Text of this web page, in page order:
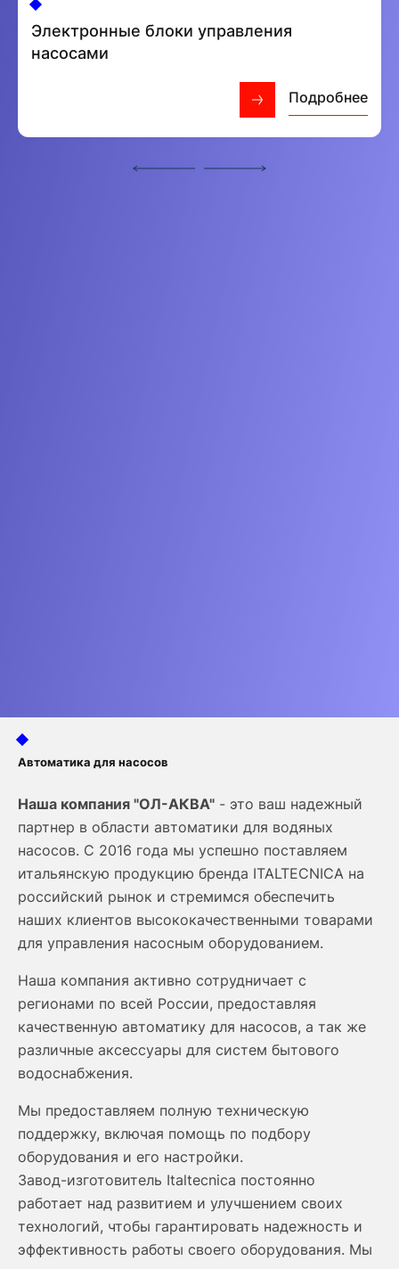
Электронные блоки управления
насосами
Подробнее
Автоматика для насосов
Наша компания "ОЛ-АКВА" - это ваш надежный
партнер в области автоматики для водяных
насосов. С 2016 года мы успешно поставляем
итальянскую продукцию бренда ITALTECNICA на
российский рынок и стремимся обеспечить
наших клиентов высококачественными товарами
для управления насосным оборудованием.
Наша компания активно сотрудничает с
регионами по всей России, предоставляя
качественную автоматику для насосов, а так же
различные аксессуары для систем бытового
водоснабжения.
Мы предоставляем полную техническую
поддержку, включая помощь по подбору
оборудования и его настройки.
Завод-изготовитель Italtecnica постоянно
работает над развитием и улучшением своих
технологий, чтобы гарантировать надежность и
эффективность работы своего оборудования. Мы